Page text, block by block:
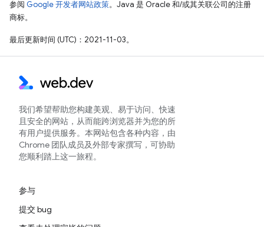
参阅 Google 开发者网站政策。Java 是 Oracle 和/或其关联公司的注册
商标。
最后更新时间 (UTC)：2021-11-03。
我们希望帮助您构建美观、易于访问、快速
且安全的网站，从而能跨浏览器并为您的所
有用户提供服务。本网站包含各种内容，由
Chrome 团队成员及外部专家撰写，可协助
您顺利踏上这一旅程。
参与
提交 bug